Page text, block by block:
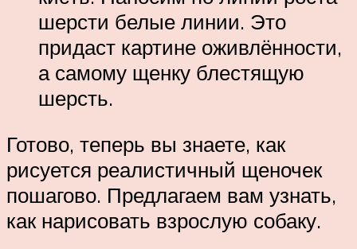
шерсти белые линии. Это
придаст картине оживлённости,
а самому щенку блестящую
шерсть.
Готово, теперь вы знаете, как
рисуется реалистичный щеночек
пошагово. Предлагаем вам узнать,
как нарисовать взрослую собаку.